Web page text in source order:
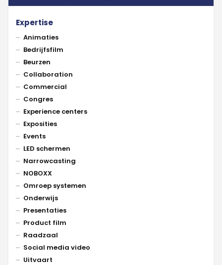
Expertise
Animaties
Bedrijfsfilm
Beurzen
Collaboration
Commercial
Congres
Experience centers
Exposities
Events
LED schermen
Narrowcasting
NOBOXX
Omroep systemen
Onderwijs
Presentaties
Product film
Raadzaal
Social media video
Uitvaart